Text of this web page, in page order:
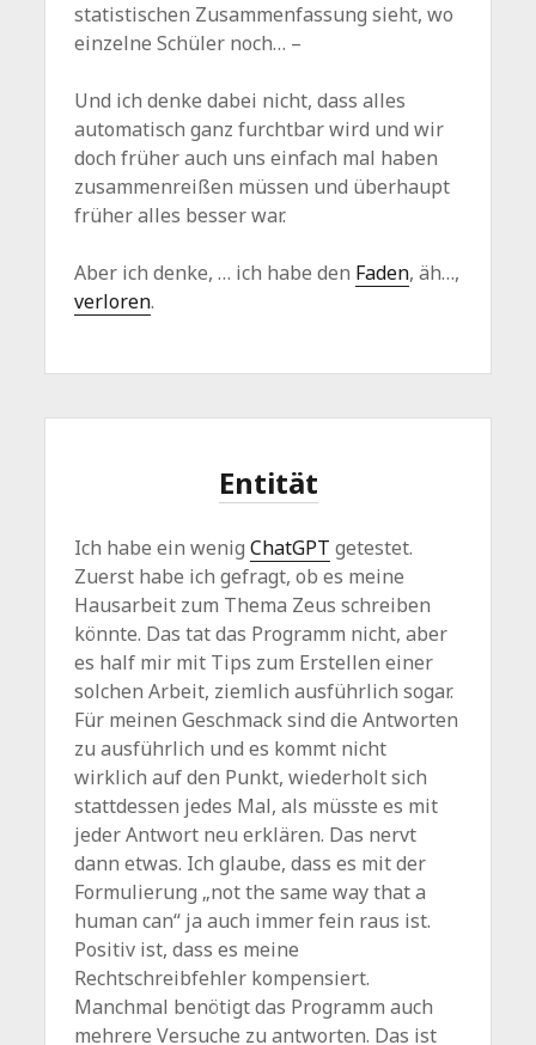
statistischen Zusammenfassung sieht, wo
einzelne Schüler noch… –
Und ich denke dabei nicht, dass alles
automatisch ganz furchtbar wird und wir
doch früher auch uns einfach mal haben
zusammenreißen müssen und überhaupt
früher alles besser war.
Aber ich denke, … ich habe den Faden, äh…,
verloren.
Entität
Ich habe ein wenigChatGPT getestet.
Zuerst habe ich gefragt, ob es meine
Hausarbeit zum Thema Zeus schreiben
könnte. Das tat das Programm nicht, aber
es half mir mit Tips zum Erstellen einer
solchen Arbeit, ziemlich ausführlich sogar.
Für meinen Geschmack sind die Antworten
zu ausführlich und es kommt nicht
wirklich auf den Punkt, wiederholt sich
stattdessen jedes Mal, als müsste es mit
jeder Antwort neu erklären. Das nervt
dann etwas. Ich glaube, dass es mit der
Formulierung „not the same way that a
human can“ ja auch immer fein raus ist.
Positiv ist, dass es meine
Rechtschreibfehler kompensiert.
Manchmal benötigt das Programm auch
mehrere Versuche zu antworten. Das ist